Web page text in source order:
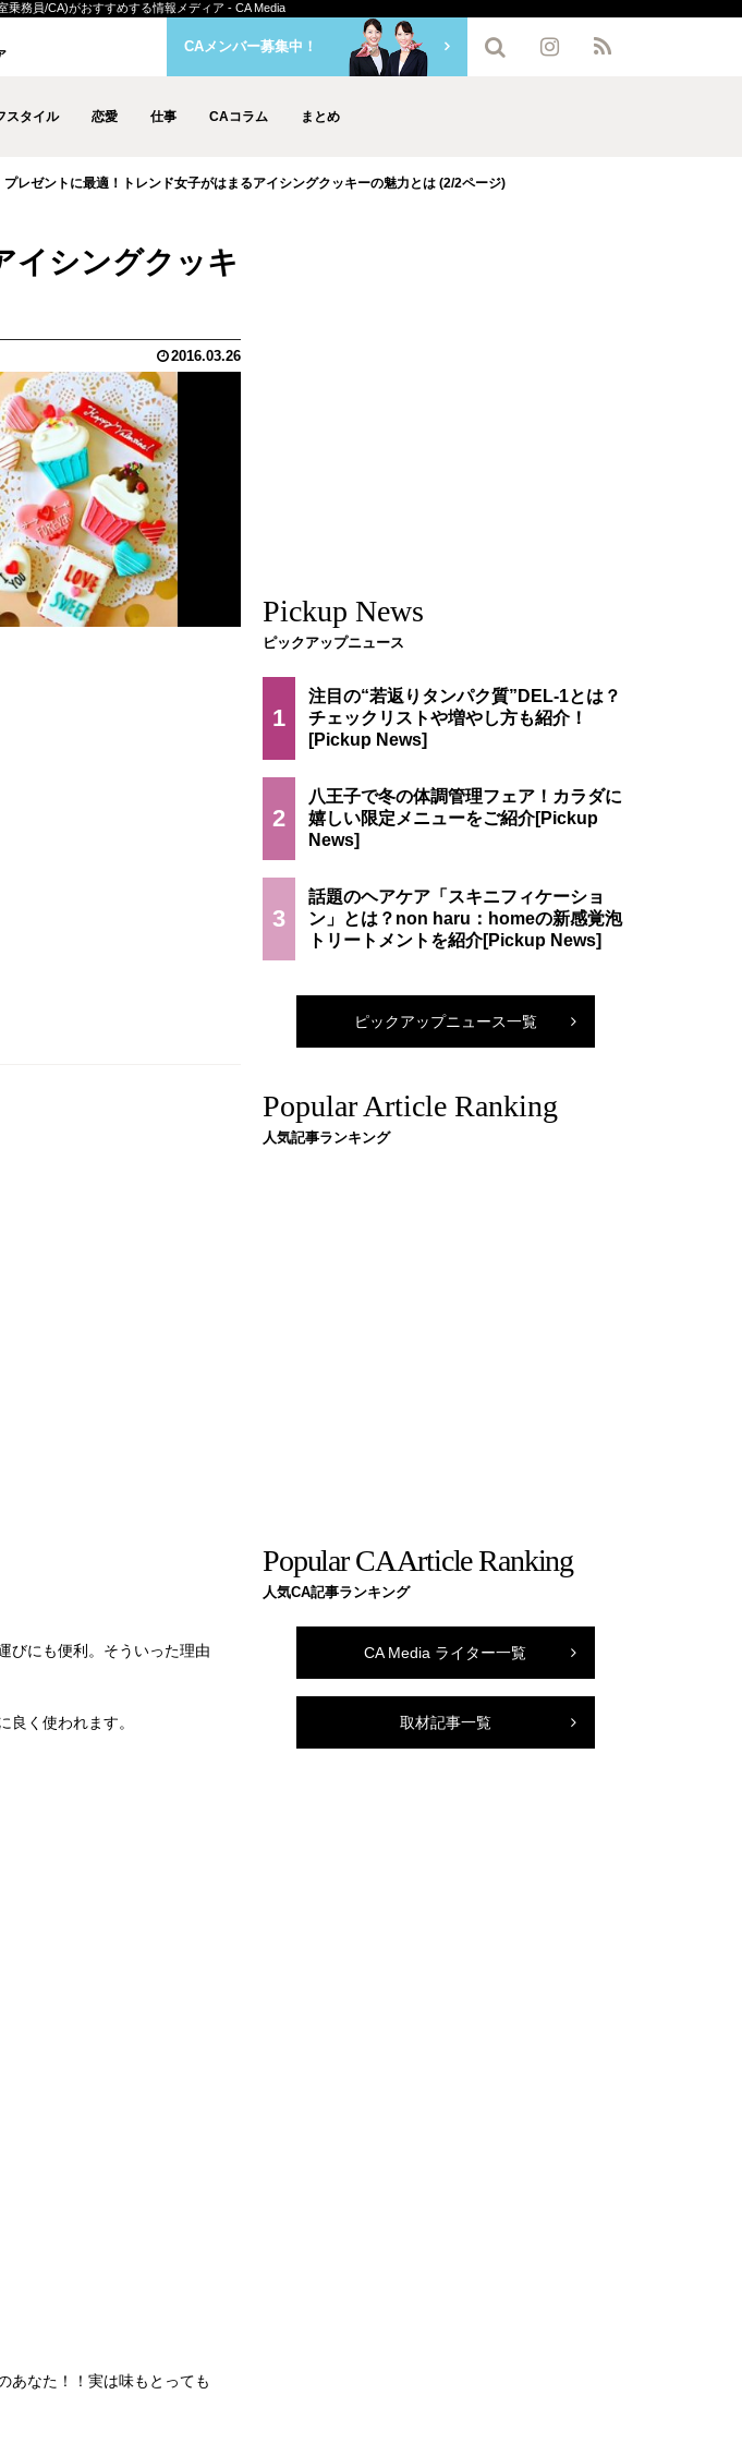
務員/CA)がおすすめする情報メディア - CA Media
スタイル 恋愛 仕事 CAコラム まとめ
CAメンバー募集中！
プレゼントに最適！トレンド女子がはまるアイシングクッキーの魅力とは (2/2ページ)
イシングクッキ
2016.03.26
びにも便利。そういった理由
く使われます。
あなた！！実は味もとっても
Pickup News
ピックアップニュース
1
注目の“若返りタンパク質”DEL-1とは？
チェックリストや増やし方も紹介！
2
八王子で冬の体調管理フェア！カラダに
嬉しい限定メニューをご紹介
3
話題のヘアケア「スキニフィケーショ
ン」とは？non haru：homeの新感覚泡
トリートメントを紹介
ピックアップニュース一覧
Popular Article Ranking
人気記事ランキング
Popular CA Article Ranking
人気CA記事ランキング
CA Media ライター一覧
取材記事一覧